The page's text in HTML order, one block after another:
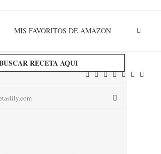
MIS FAVORITOS DE AMAZON
RECETA AQUI